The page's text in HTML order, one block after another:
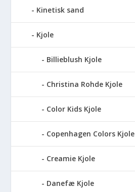
Kinetisk sand
Kjole
Billieblush Kjole
Christina Rohde Kjole
Color Kids Kjole
Copenhagen Colors Kjole
Creamie Kjole
Danefæ Kjole